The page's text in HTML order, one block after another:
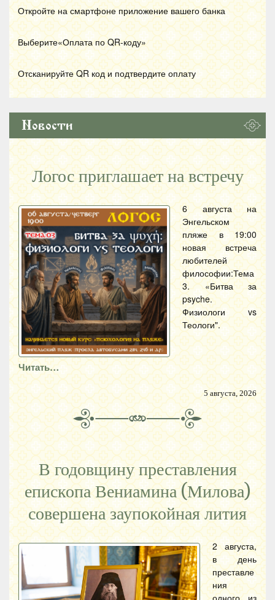
Откройте на смартфоне приложение вашего банка
Выберите«Оплата по QR-коду»
Отсканируйте QR код и подтвердите оплату
Новости
Логос приглашает на встречу
6 августа на
Энгельском
пляже в 19:00
новая встреча
любителей
философии:Тема
3. «Битва за
psyche.
Физиологи vs
Теологи".
Читать…
5 августа, 2026
В годовщину преставления
епископа Вениамина (Милова)
совершена заупокойная лития
2 августа,
в день
преставле
ния
одного из